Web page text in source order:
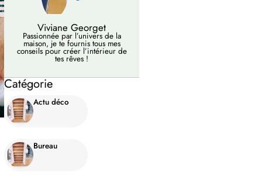
Visites privées
Newsletter
J'ai lu et j'accepte les termes et conditions de
service